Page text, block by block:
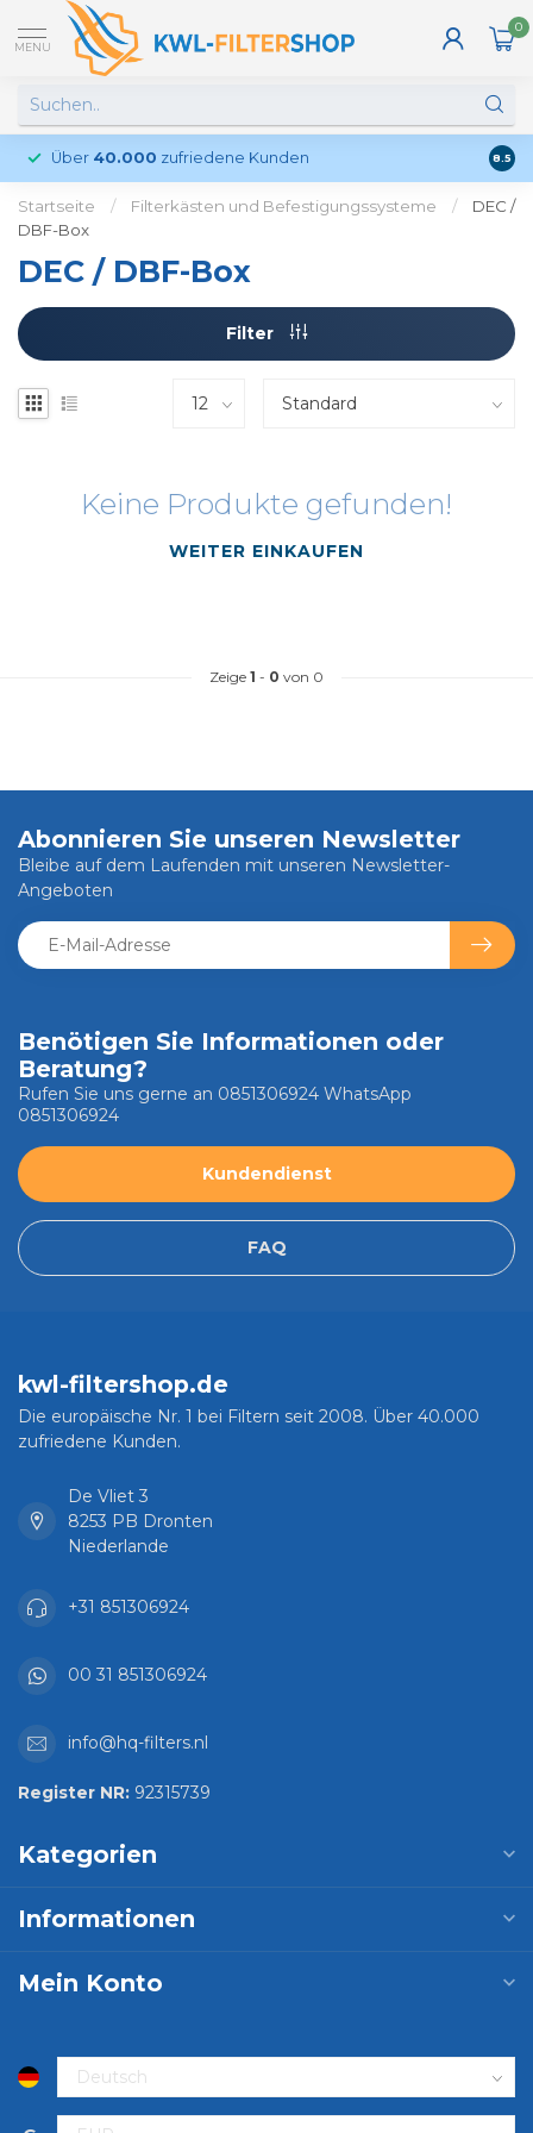
MENU
0
Über 40.000 zufriedene Kunden 8.5
Startseite / Filterkästen und Befestigungssysteme /
DEC /
DBF-Box
DEC / DBF-Box
Filter
Keine Produkte gefunden!
WEITER EINKAUFEN
Zeige 1 - 0 von 0
Benötigen Sie Informationen oder
Beratung?
Rufen Sie uns gerne an 0851306924 WhatsApp
0851306924
Kundendienst
FAQ
Abonnieren Sie unseren Newsletter
Bleibe auf dem Laufenden mit unseren Newsletter-
Angeboten
kwl-filtershop.de
Die europäische Nr. 1 bei Filtern seit 2008. Über 40.000
zufriedene Kunden.
De Vliet 3
8253 PB Dronten
Niederlande
+31 851306924
00 31 851306924
info@hq-filters.nl
Register NR: 92315739
Kategorien
Informationen
Mein Konto